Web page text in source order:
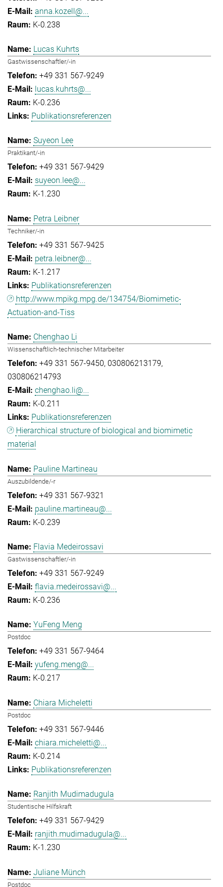
anna.kozell@...
K-0.238
Lucas Kuhrts
Gastwissenschaftler/-in
+49 331 567-9249
lucas.kuhrts@...
K-0.236
Publikationsreferenzen
Suyeon Lee
Praktikant/-in
+49 331 567-9429
suyeon.lee@...
K-1.230
Petra Leibner
Techniker/-in
+49 331 567-9425
petra.leibner@...
K-1.217
Publikationsreferenzen
http://www.mpikg.mpg.de/134754/Biomimetic-
Actuation-and-Tiss
Chenghao Li
Wissenschaftlich-technischer Mitarbeiter
+49 331 567-9450 030806213179
030806214793
chenghao.li@...
K-0.211
Publikationsreferenzen
Hierarchical structure of biological and biomimetic
material
Pauline Martineau
Auszubildende/-r
+49 331 567-9321
pauline.martineau@...
K-0.239
Flavia Medeirossavi
Gastwissenschaftler/-in
+49 331 567-9249
flavia.medeirossavi@...
K-0.236
YuFeng Meng
Postdoc
+49 331 567-9464
yufeng.meng@...
K-0.217
Chiara Micheletti
Postdoc
+49 331 567-9446
chiara.micheletti@...
K-0.214
Publikationsreferenzen
Ranjith Mudimadugula
Studentische Hilfskraft
+49 331 567-9429
ranjith.mudimadugula@...
K-1.230
Juliane Münch
Postdoc